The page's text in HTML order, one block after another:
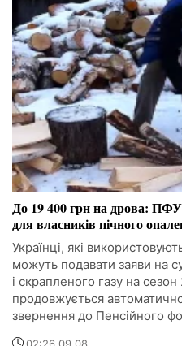
До 19 400 грн на дрова:
для власників пічного
Українці, які
можуть подавати заяви на
і скрапленого газу на
продовжується
звернення до Пенсійного